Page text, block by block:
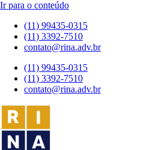
Ir para o conteúdo
(11) 99435-0315
(11) 3392-7510
contato@rina.adv.br
(11) 99435-0315
(11) 3392-7510
contato@rina.adv.br